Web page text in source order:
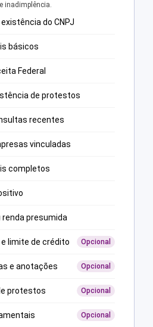
inadimplência.
do CNPJ
básicos
Federal
de protestos
recentes
vinculadas
completos
presumida
limite de crédito Opcional
e anotações Opcional
protestos Opcional
Opcional